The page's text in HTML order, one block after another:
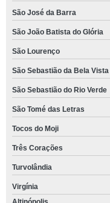
São José da Barra
São João Batista do Glória
São Lourenço
São Sebastião da Bela Vista
São Sebastião do Rio Verde
São Tomé das Letras
Tocos do Moji
Três Corações
Turvolândia
Virgínia